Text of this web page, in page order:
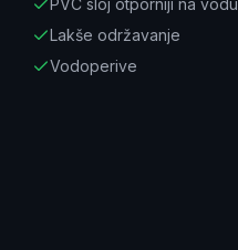
PVC sloj otporniji na vodu
Lakše održavanje
Vodoperive